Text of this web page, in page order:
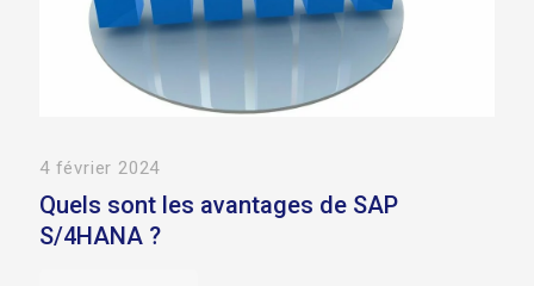
4 février 2024
Quels sont les avantages de SAP
S/4HANA ?